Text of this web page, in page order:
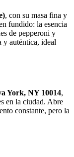
, con su masa fina y
fundido: la esencia
de pepperoni y
y auténtica, ideal
York, NY 10014,
en la ciudad. Abre
constante, pero la